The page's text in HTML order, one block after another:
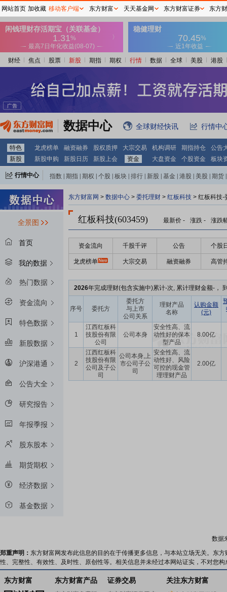
财经 焦点 股票 新股 期指 期权 行情 数据 全球 美股 港股
数据中心 全球财经快讯 行情中
特色 龙虎榜单 融资融券 股权质押 大宗交易 机构调研 期指持仓
公告
新股
新股申购 新股日历 新股上会 资金 大盘资金 个股资金 板块
行情中心 指数 期指 期权 个股 板块 排行 新股 基金 港股 美股 期货
全景图
首页
我的数据
热门数据
资金流向
特色数据
新股数据
沪深港通
公告大全
研究报告
年报季报
股东股本
期货期权
经济数据
基金数据
东方财富网 > 数据中心 > 委托理财 > 红板科技 > 红板科技-
红板科技(603459) 最新价 - 涨跌 - 涨跌
资金流向 千股千评 公告 个股
龙虎榜单 大宗交易 融资融券 高管
2026年完成理财(包含实施中)累计-次, 累计理财金额-，
序号 委托方
委托方
与上市
公司关系
理财产品
名称
认购金额
(元)
1
江西红板科
技股份有限
公司
公司本身
安全性高、流
动性好的保本
型产品
8.00亿
2
江西红板科
技股份有限
公司及子公
司
公司本身,上
市公司子公
司
安全性高、流
动性好、风险
可控的现金管
理理财产品
2.00亿
数据
郑重声明： 东方财富网发布此信息的目的在于传播更多信息，与本站立场无关。东
性、完整性、有效性、及时性、原创性等。相关信息并未经过本网站证实，不对您
东方财富 东方财富产品 证券交易 关注东方财富
网站首页 加收藏 移动客户端 东方财富 天天基金网 东方财富证券 东方